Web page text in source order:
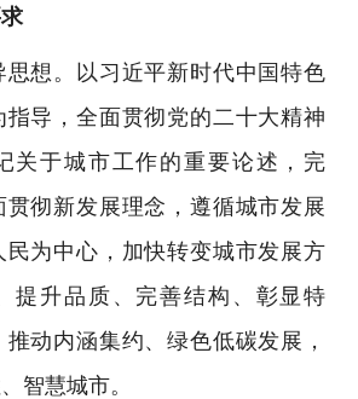
想。以习近平新时代中国特色
导，全面贯彻党的二十大精神
关于城市工作的重要论述，完
彻新发展理念，遵循城市发展
民为中心，加快转变城市发展方
提升品质、完善结构、彰显特
动内涵集约、绿色低碳发展，
智慧城市。